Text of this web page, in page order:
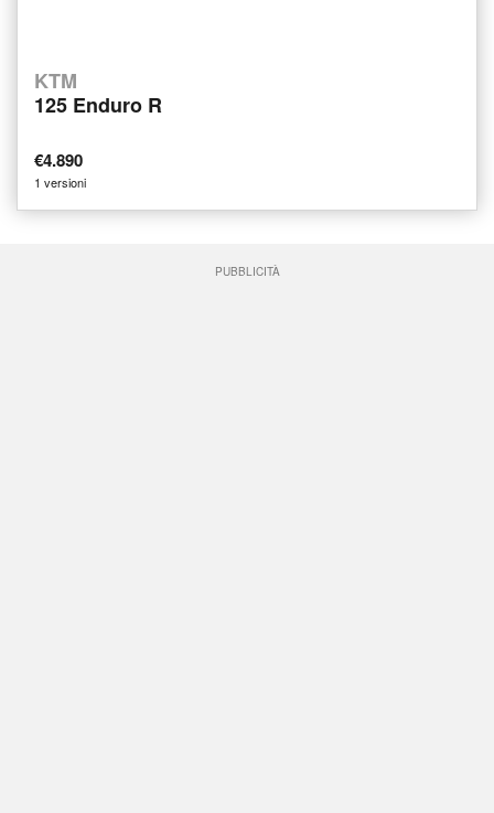
KTM
125 Enduro R
€4.890
1 versioni
PUBBLICITÀ